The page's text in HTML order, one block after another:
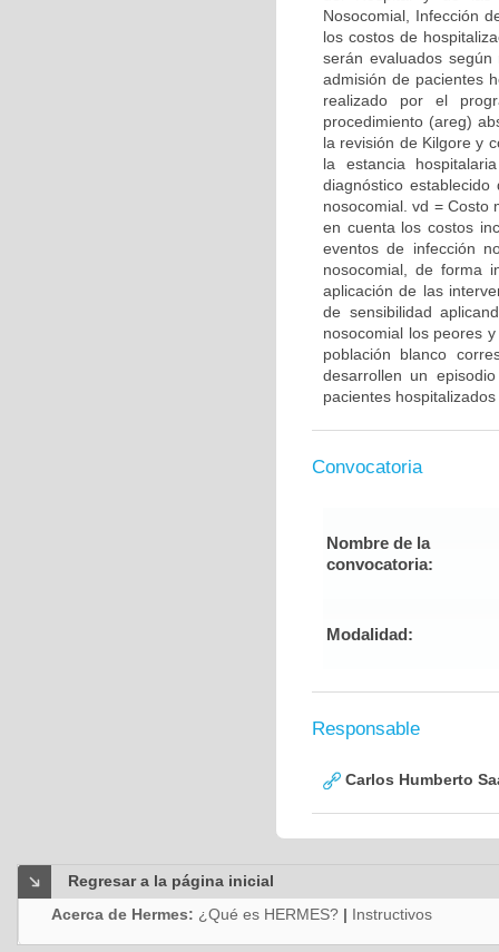
Nosocomial, Infección
los costos de
serán evaluados
admisión de pacientes
realizado por el
procedimiento (areg)
la revisión de Kilgore y
la estancia
diagnóstico
nosocomial. vd = Costo
en cuenta los costos
eventos de infección
nosocomial, de forma
aplicación de las
de sensibilidad
nosocomial los peores
población blanco
desarrollen un
pacientes
Convocatoria
Nombre de la
convocatoria:
Modalidad:
Responsable
Carlos Humberto
Regresar a la página inicial
Acerca de Hermes: ¿Qué es HERMES? | Instructivos